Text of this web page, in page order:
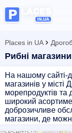
Places in UA
Рибні
На нашому сайті-
магазинів у місті
морепродуктів та
широкий
доброзичливе
магазини, де